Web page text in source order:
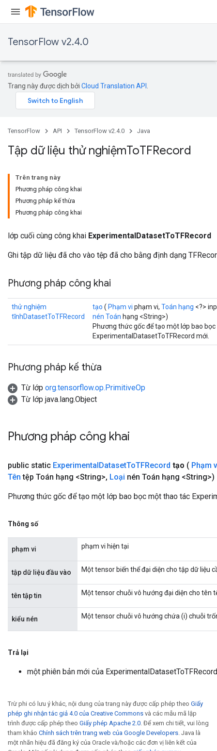
TensorFlow v2.4.0
Trang này được dịch bởi Cloud Translation API
TensorFlow API TensorFlow v2.4.0 Java
Tập dữ liệu thử nghiệmToTFRecord
Trên trang này
Phương pháp công khai
Phương pháp kế thừa
Phương pháp công khai
lớp cuối cùng công khai ExperimentalDatasetToTFRecord
Ghi tập dữ liệu đã cho vào tệp đã cho bằng định dạng
Phương pháp công khai
thử nghiệm
tĩnhDatasetToTFRecord
tạo ( Phạm vi phạm vi, Toán hạng <?>
nén Toán hạng <String>)
Phương thức gốc để tạo một lớp bao
ExperimentalDatasetToTFRecord mới.
Phương pháp kế thừa
Từ lớp org.tensorflow.op.PrimitiveOp
Từ lớp java.lang.Object
Phương pháp công khai
public static ExperimentalDatasetToTFRecord tạo ( Phạm
Tên tệp Toán hạng <String>, Loại nén Toán hạng <String>)
Phương thức gốc để tạo một lớp bao bọc một thao tác
Thông số
phạm vi phạm vi hiện tại
tập dữ liệu đầu vào Một tensor biến thể đại diện cho tập dữ liệu
tên tập tin Một tensor chuỗi vô hướng đại diện cho tên
kiểu nén Một tensor chuỗi vô hướng chứa (i) chuỗi
Trả lại
một phiên bản mới của ExperimentalDatasetToTFRecord
Trừ phi có lưu ý khác, nội dung của trang này được cấp phép theo Giấy
phép ghi nhận tác giả 4.0 của Creative Commons và các mẫu mã lập
trình được cấp phép theo Giấy phép Apache 2.0. Để xem chi tiết, vui lòng
tham khảo Chính sách trên trang web của Google Developers. Java là
một nhãn hiệu đã đăng ký của Oracle và/hoặc các đơn vị liên kết của